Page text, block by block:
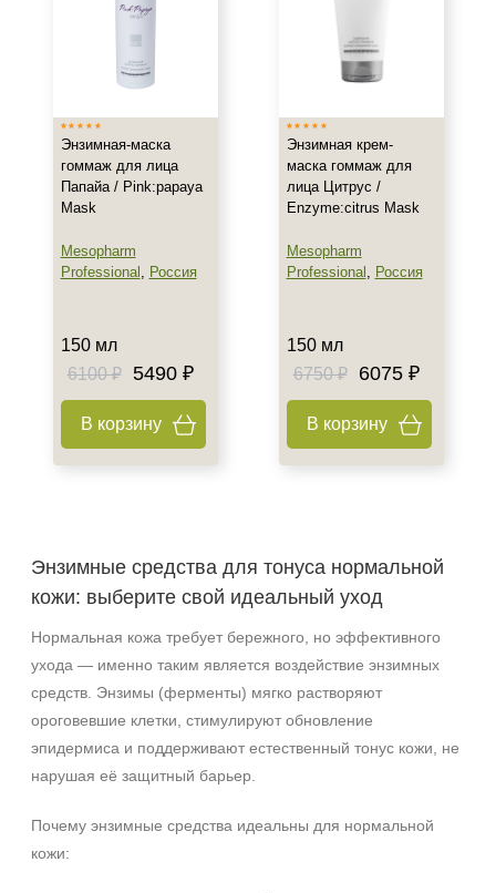
Тип товара
Энзимная
Гель
Гоммаж
Показать еще
Универсальная
Тип кожи
Зрелая
Показать еще
Возраст
Любой возраст
Любой возраст (от 18 лет)
После 20
Показать еще
Действие
Восстановление
Энзимная-маска
гоммаж для лица
Папайа / Pink:papaya
Mask
Mesopharm
Professional , Россия
150 мл
6100 ₽
5490 ₽
В корзину
Энзимная крем-
маска гоммаж для
лица Цитрус /
Enzyme:citrus Mask
Mesopharm
Professional , Россия
150 мл
6750 ₽
6075 ₽
В корзину
Энзимные средства для тонуса нормальной
кожи: выберите свой идеальный уход
Нормальная кожа требует бережного, но эффективного
ухода — именно таким является воздействие энзимных
средств. Энзимы (ферменты) мягко растворяют
ороговевшие клетки, стимулируют обновление
эпидермиса и поддерживают естественный тонус кожи, не
нарушая её защитный барьер.
Почему энзимные средства идеальны для нормальной
кожи: